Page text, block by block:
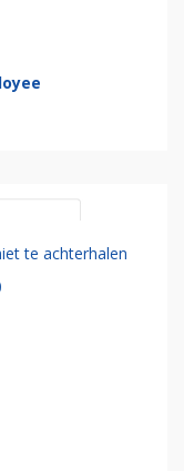
te achterhalen